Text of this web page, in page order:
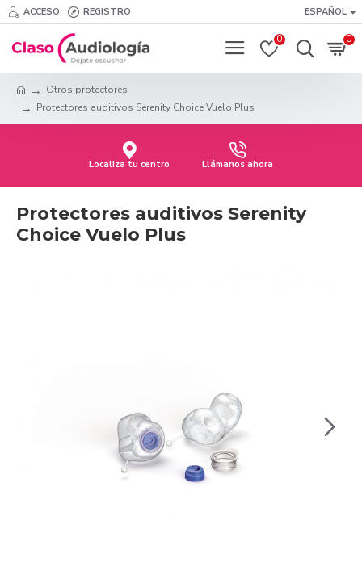
ACCESO REGISTRO ESPAÑOL
0 0
Otros protectores
Protectores auditivos Serenity Choice Vuelo Plus
Localiza tu centro Llámanos ahora
Protectores auditivos Serenity
Choice Vuelo Plus